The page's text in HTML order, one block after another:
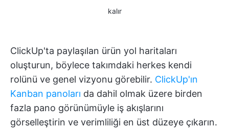
kalır
ClickUp'ta paylaşılan ürün yol haritaları
oluşturun, böylece takımdaki herkes kendi
rolünü ve genel vizyonu görebilir. ClickUp'ın
Kanban panoları da dahil olmak üzere birden
fazla pano görünümüyle iş akışlarını
görselleştirin ve verimliliği en üst düzeye çıkarın.